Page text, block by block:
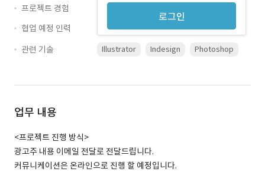
로그인
프로젝트 경험
협업 예정 인력
관련 기술
Illustrator Indesign Photoshop
업무 내용
<프로젝트 진행 방식>
광고주 내용 이메일 전달로 전달드립니다.
커뮤니케이션은 온라인으로 진행 할 예정입니다.